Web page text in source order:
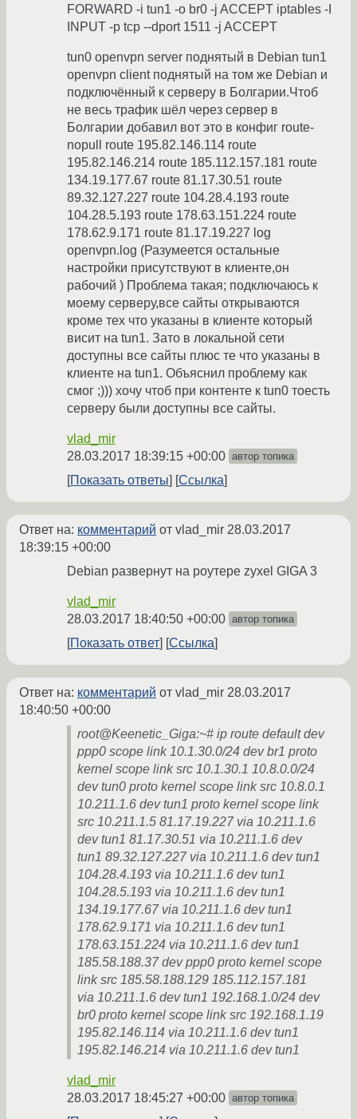
FORWARD -i tun1 -o br0 -j ACCEPT iptables -I
INPUT -p tcp --dport 1511 -j ACCEPT
tun0 openvpn server поднятый в Debian tun1
openvpn client поднятый на том же Debian и
подключённый к серверу в Болгарии.Чтоб
не весь трафик шёл через сервер в
Болгарии добавил вот это в конфиг route-
nopull route 195.82.146.114 route
195.82.146.214 route 185.112.157.181 route
134.19.177.67 route 81.17.30.51 route
89.32.127.227 route 104.28.4.193 route
104.28.5.193 route 178.63.151.224 route
178.62.9.171 route 81.17.19.227 log
openvpn.log (Разумеется остальные
настройки присутствуют в клиенте,он
рабочий ) Проблема такая; подключаюсь к
моему серверу,все сайты открываются
кроме тех что указаны в клиенте который
висит на tun1. Зато в локальной сети
доступны все сайты плюс те что указаны в
клиенте на tun1. Объяснил проблему как
смог ;))) хочу чтоб при контенте к tun0 тоесть
серверу были доступны все сайты.
vlad_mir
28.03.2017 18:39:15 +00:00 автор топика
Показать ответы Ссылка
Ответ на: комментарий от vlad_mir 28.03.2017
18:39:15 +00:00
Debian развернут на роутере zyxel GIGA 3
vlad_mir
28.03.2017 18:40:50 +00:00 автор топика
Показать ответ Ссылка
Ответ на: комментарий от vlad_mir 28.03.2017
18:40:50 +00:00
root@Keenetic_Giga:~# ip route default dev
ppp0 scope link 10.1.30.0/24 dev br1 proto
kernel scope link src 10.1.30.1 10.8.0.0/24
dev tun0 proto kernel scope link src 10.8.0.1
10.211.1.6 dev tun1 proto kernel scope link
src 10.211.1.5 81.17.19.227 via 10.211.1.6
dev tun1 81.17.30.51 via 10.211.1.6 dev
tun1 89.32.127.227 via 10.211.1.6 dev tun1
104.28.4.193 via 10.211.1.6 dev tun1
104.28.5.193 via 10.211.1.6 dev tun1
134.19.177.67 via 10.211.1.6 dev tun1
178.62.9.171 via 10.211.1.6 dev tun1
178.63.151.224 via 10.211.1.6 dev tun1
185.58.188.37 dev ppp0 proto kernel scope
link src 185.58.188.129 185.112.157.181
via 10.211.1.6 dev tun1 192.168.1.0/24 dev
br0 proto kernel scope link src 192.168.1.19
195.82.146.114 via 10.211.1.6 dev tun1
195.82.146.214 via 10.211.1.6 dev tun1
vlad_mir
28.03.2017 18:45:27 +00:00 автор топика